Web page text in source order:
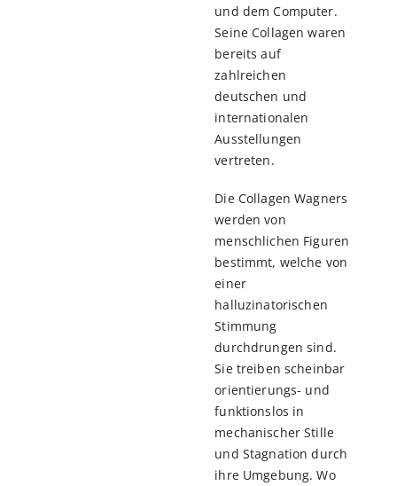
und dem Computer.
Seine Collagen waren
bereits auf
zahlreichen
deutschen und
internationalen
Ausstellungen
vertreten.
Die Collagen Wagners
werden von
menschlichen Figuren
bestimmt, welche von
einer
halluzinatorischen
Stimmung
durchdrungen sind.
Sie treiben scheinbar
orientierungs- und
funktionslos in
mechanischer Stille
und Stagnation durch
ihre Umgebung. Wo